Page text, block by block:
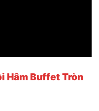
Hâm Buffet Tròn